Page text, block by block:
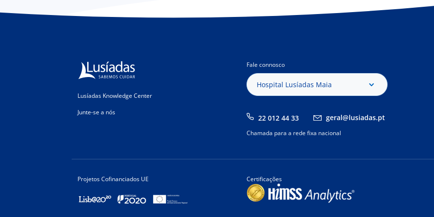
Lusíadas Knowledge Center
Junte-se a nós
Fale connosco
Hospital Lusíadas Maia
22 012 44 33 geral@lusiadas.pt
Chamada para a rede fixa nacional
Projetos Cofinanciados UE Certificações